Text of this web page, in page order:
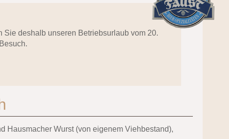
deshalb unseren Betriebsurlaub vom 20.
Hausmacher Wurst (von eigenem Viehbestand),